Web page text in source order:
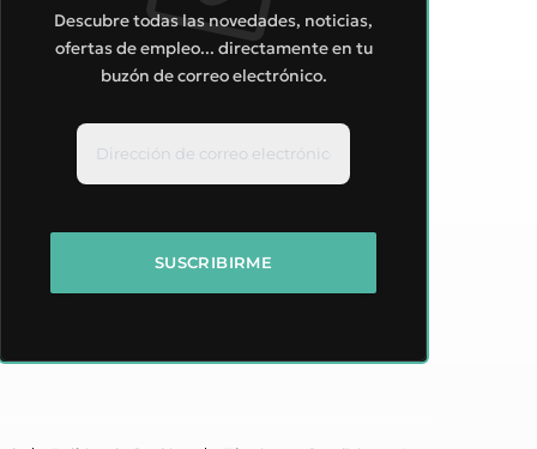
Descubre todas las novedades, noticias,
ofertas de empleo... directamente en tu
buzón de correo electrónico.